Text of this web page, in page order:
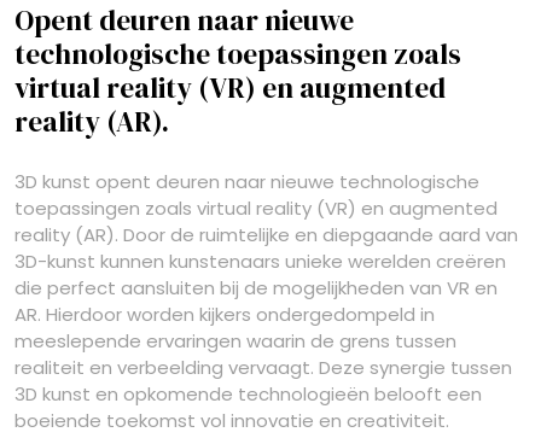
Opent deuren naar nieuwe
technologische toepassingen zoals
virtual reality (VR) en augmented
reality (AR).
3D kunst opent deuren naar nieuwe technologische
toepassingen zoals virtual reality (VR) en augmented
reality (AR). Door de ruimtelijke en diepgaande aard van
3D-kunst kunnen kunstenaars unieke werelden creëren
die perfect aansluiten bij de mogelijkheden van VR en
AR. Hierdoor worden kijkers ondergedompeld in
meeslepende ervaringen waarin de grens tussen
realiteit en verbeelding vervaagt. Deze synergie tussen
3D kunst en opkomende technologieën belooft een
boeiende toekomst vol innovatie en creativiteit.